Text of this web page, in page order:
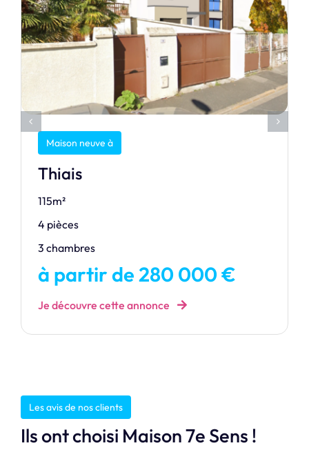
Maison neuve à
Thiais
115m²
4 pièces
3 chambres
à partir de 280 000 €
Je découvre cette annonce
Les avis de nos clients
Ils ont choisi Maison 7e Sens !